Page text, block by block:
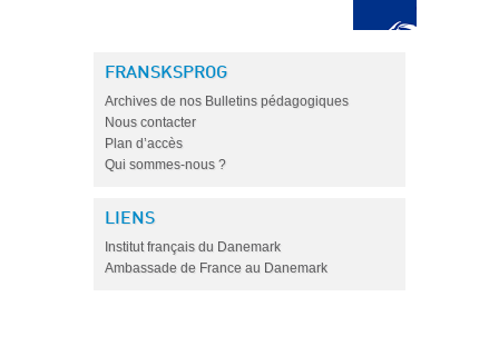
FRANSKSPROG
Archives de nos Bulletins pédagogiques
Nous contacter
Plan d’accès
Qui sommes-nous ?
LIENS
Institut français du Danemark
Ambassade de France au Danemark